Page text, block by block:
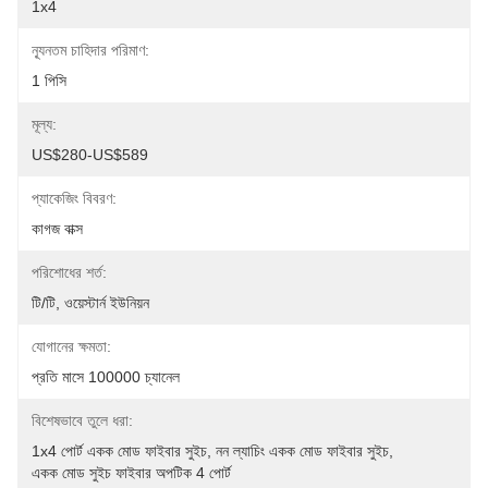
1x4
ন্যূনতম চাহিদার পরিমাণ:
1 পিসি
মূল্য:
US$280-US$589
প্যাকেজিং বিবরণ:
কাগজ বাক্স
পরিশোধের শর্ত:
টি/টি, ওয়েস্টার্ন ইউনিয়ন
যোগানের ক্ষমতা:
প্রতি মাসে 100000 চ্যানেল
বিশেষভাবে তুলে ধরা:
1x4 পোর্ট একক মোড ফাইবার সুইচ নন ল্যাচিং একক মোড ফাইবার সুইচ
একক মোড সুইচ ফাইবার অপটিক 4 পোর্ট